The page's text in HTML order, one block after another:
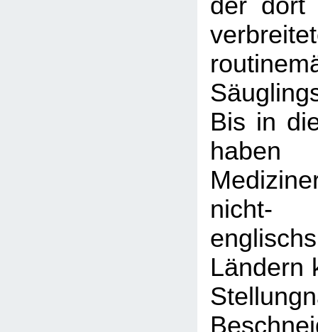
der dort
Bis in
haben
nicht-
Ländern